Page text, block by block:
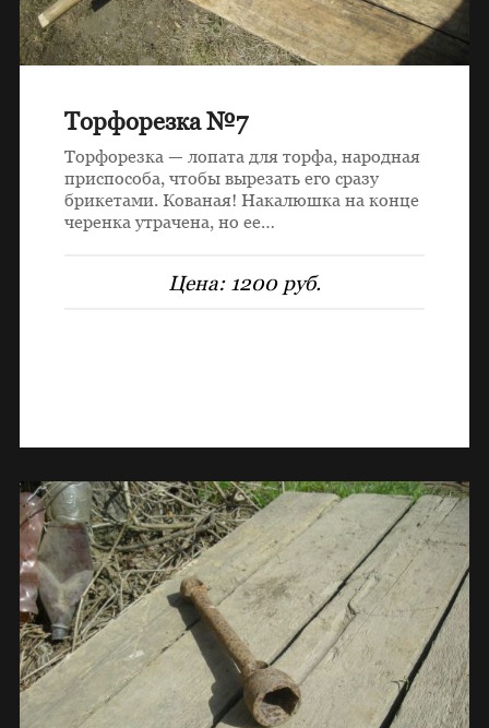
Торфорезка №7
Торфорезка — лопата для торфа, народная
приспособа, чтобы вырезать его сразу
брикетами. Кованая! Накалюшка на конце
черенка утрачена, но ее…
Цена: 1200 руб.